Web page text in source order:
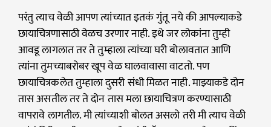
परंतु त्याच वेळी आपण त्यांच्यात इतकं गुंतू नये की आपल्याकडे
छायाचित्रणासाठी वेळच उरणार नाही. इथे जर लोकांना तुम्ही
आवडू लागलात तर ते तुम्हाला त्यांच्या घरी बोलावतात आणि
त्यांना तुमच्याबरोबर खूप वेळ घालवावासा वाटतो. पण
छायाचित्रकलेत तुम्हाला दुसरी संधी मिळत नाही. माझ्याकडे दोन
तास असतील तर ते दोन तास मला छायाचित्रण करण्यासाठी
वापरावे लागतील. मी त्यांच्याशी बोलत असलो तरी मी त्याच वेळी